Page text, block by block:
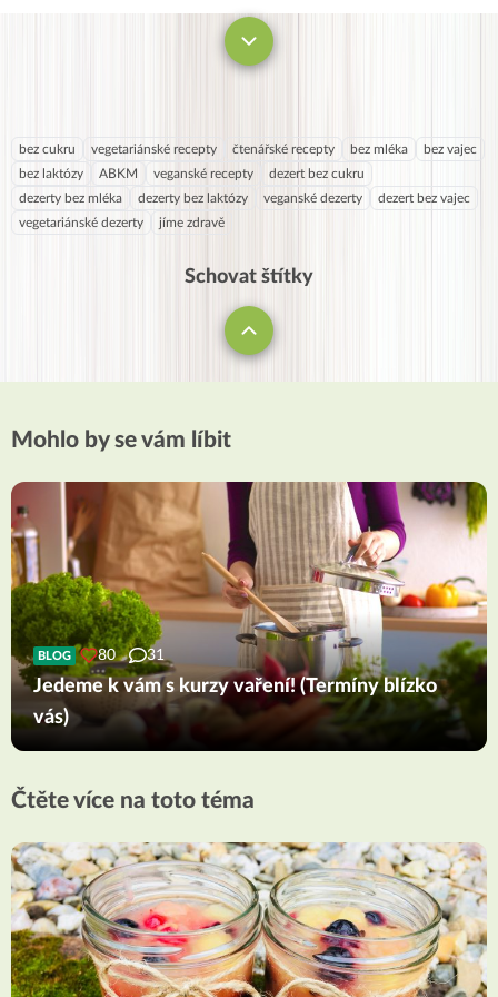
bez cukru vegetariánské recepty čtenářské recepty bez mléka
bez vajec
bez laktózy
ABKM veganské recepty
dezert bez cukru
dezerty bez mléka
dezerty bez laktózy veganské dezerty
dezert bez vajec
vegetariánské dezerty
jíme zdravě
Schovat štítky
Mohlo by se vám líbit
BLOG 80 31
Jedeme k vám s kurzy vaření! (Termíny blízko
vás)
Čtěte více na toto téma